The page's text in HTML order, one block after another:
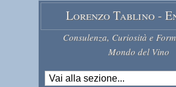
Lorenzo Tablino -
Consulenza, Curiosità e
Mondo del Vino